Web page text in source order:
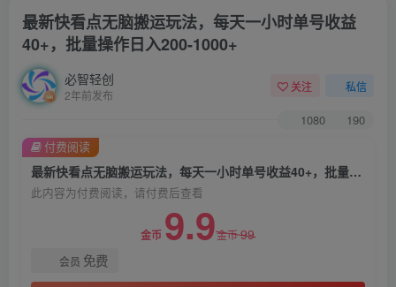
最新快看点无脑搬运玩法，每天一小时单号收益
40+，批量操作日入200-1000+
必智轻创
2年前发布
关注 私信
1080 190
最新快看点无脑搬运玩法，每天一小时单号收益40+，批量操作日入200-1000+
此内容为付费阅读，请付费后查看
金币 9.9金币99
会员 免费
付费阅读